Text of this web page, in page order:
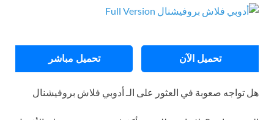
تحميل الآن تحميل مباشر
تواجه صعوبة في العثور على الـ أدوبي فلاش بروفيشنال